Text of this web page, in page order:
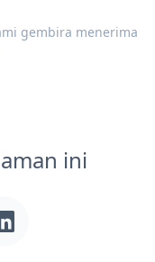
gembira menerima
ini